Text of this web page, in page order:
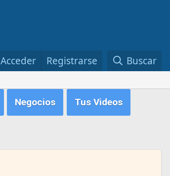
Acceder Registrarse Buscar
Negocios Tus Videos